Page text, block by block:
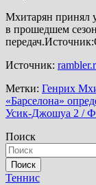
Мхитарян принял
в прошедшем
Источник:
Метки: Генрих
Навигация
по
записям
«Барселона»
Усик-Джошуа 2 /
Поиск
Поиск
Теннис